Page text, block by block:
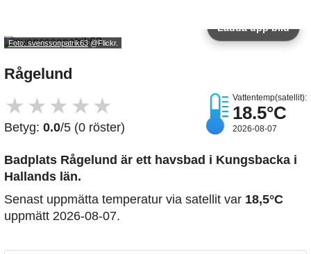
Foto: svenssonpatrik63@Flickr.
Ladda upp bild
Rågelund
★ ★ ★ ★ ★
Betyg: 0.0/5 (0 röster)
Vattentemp(satellit):
18.5°C
2026-08-07
Badplats Rågelund är ett havsbad i Kungsbacka i
Hallands län.
Senast uppmätta temperatur via satellit var 18,5°C
uppmätt 2026-08-07.